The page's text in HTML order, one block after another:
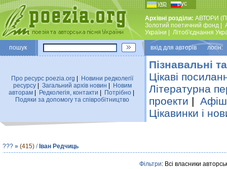
укр рус
Архівні розділи: АВТОРИ
Золотий поетичний фонд
України
Лiтоб'єднання
пошук вхiд для авторiв логін:
Про ресурс poezia.org
Новини редколегiї
ресурсу| Загальний архiв новин
Новим
авторам
Редколегiя, контакти Потрiбно
Подяки за допомогу та співробітництво
Пізнавальні
Цікаві
Літературна
проекти |
Цікавинки і
??? » (415) / Іван Редчиць
Фільтри: Всі власники